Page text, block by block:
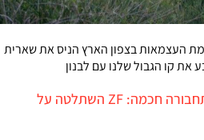
העצמאות בצפון הארץ הניס את שארית
קו הגבול שלנו עם לבנון
גם ספקיות המשנה רוצות תחבורה חכמה: ZF השתלטה על